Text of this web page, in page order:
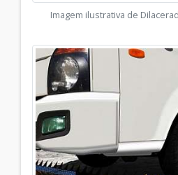
Imagem ilustrativa de